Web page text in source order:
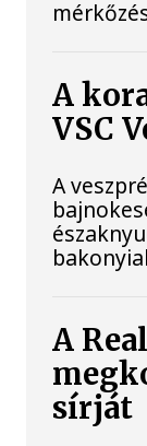
A
VSC
A
A
sírját